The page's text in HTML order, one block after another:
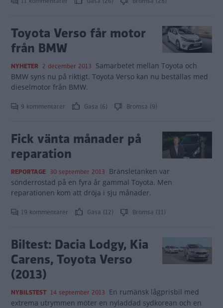
Toyota Verso får motor
från BMW
NYHETER 2 december 2013 Samarbetet mellan Toyota och
BMW syns nu på riktigt. Toyota Verso kan nu beställas med
dieselmotor från BMW.
9 kommentarer Gasa (6) Bromsa (9)
Fick vänta månader på
reparation
REPORTAGE 30 september 2013 Bränsletanken var
sönderrostad på en fyra år gammal Toyota. Men
reparationen kom att dröja i sju månader.
19 kommentarer Gasa (12) Bromsa (11)
Biltest: Dacia Lodgy, Kia
Carens, Toyota Verso
(2013)
NYBILSTEST 14 september 2013 En rumänsk lågprisbil med
extrema utrymmen möter en nyladdad sydkorean och en